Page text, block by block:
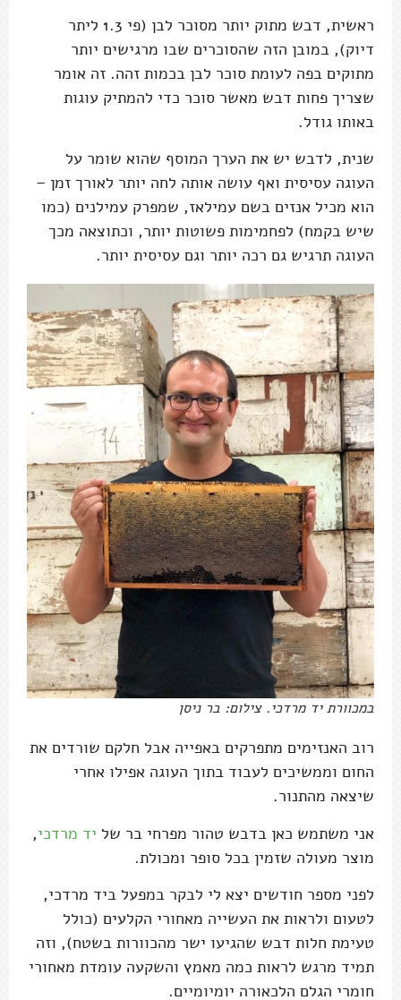
ראשית, דבש מתוק יותר מסוכר לבן (פי 1.3 ליתר
דיוק), במובן הזה שהסוכרים שבו מרגישים יותר
מתוקים בפה לעומת סוכר לבן בכמות זהה. זה אומר
שצריך פחות דבש מאשר סוכר כדי להמתיק עוגות
באותו גודל.
שנית, לדבש יש את הערך המוסף שהוא שומר על
העוגה עסיסית ואף עושה אותה לחה יותר לאורך זמן –
הוא מכיל אנזים בשם עמילאז, שמפרק עמילנים (כמו
שיש בקמח) לפחמימות פשוטות יותר, וכתוצאה מכך
העוגה תרגיש גם רכה יותר וגם עסיסית יותר.
במכוורת יד מרדכי. צילום: בר ניסן
רוב האנזימים מתפרקים באפייה אבל חלקם שורדים את
החום וממשיכים לעבוד בתוך העוגה אפילו אחרי
שיצאה מהתנור.
אני משתמש כאן בדבש טהור מפרחי בר של יד מרדכי,
מוצר מעולה שזמין בכל סופר ומכולת.
לפני מספר חודשים יצא לי לבקר במפעל ביד מרדכי,
לטעום ולראות את העשייה מאחורי הקלעים (כולל
טעימת חלות דבש שהגיעו ישר מהכוורות בשטח), וזה
תמיד מרגש לראות כמה מאמץ והשקעה עומדת מאחורי
חומרי הגלם הלכאורה יומיומיים.